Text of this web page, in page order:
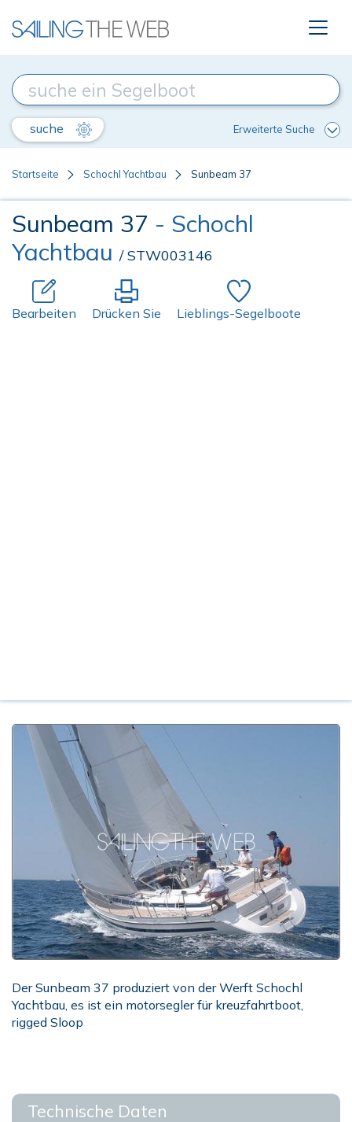
suche Erweiterte Suche
Startseite Schochl Yachtbau Sunbeam 37
Sunbeam 37 - Schochl
Yachtbau / STW003146
Bearbeiten Drücken Sie Lieblings-Segelboote
Der Sunbeam 37 produziert von der Werft Schochl
Yachtbau, es ist ein motorsegler für kreuzfahrtboot,
rigged Sloop
Technische Daten